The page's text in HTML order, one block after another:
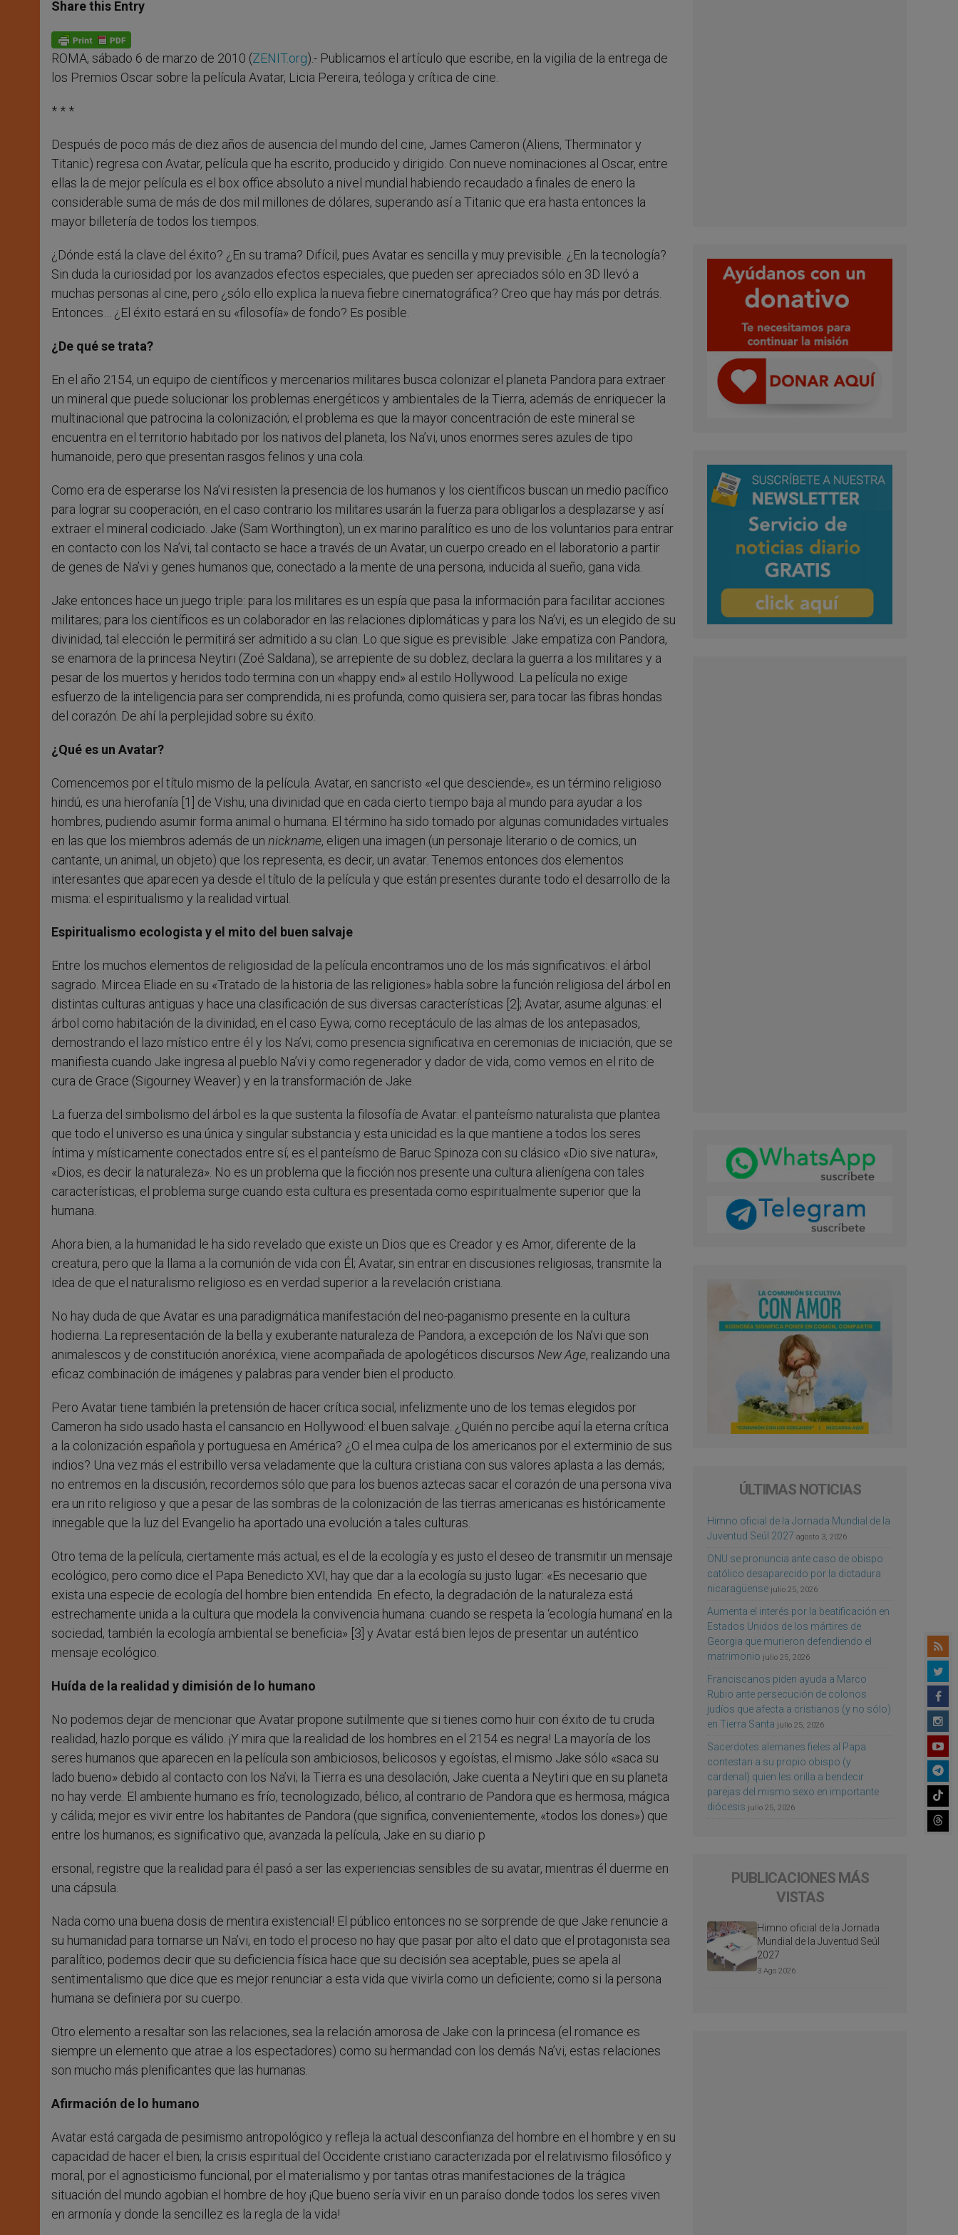
s
p
p
e
g
e
r
b
o
k
Share this Entry
ROMA, sábado 6 de marzo de 2010 (ZENIT.org).- Publicamos el artículo que escribe, en la vigilia de la entrega de
los Premios Oscar sobre la película Avatar, Licia Pereira, teóloga y crítica de cine.
* * *
Después de poco más de diez años de ausencia del mundo del cine, James Cameron (Aliens, Therminator y
Titanic) regresa con Avatar, película que ha escrito, producido y dirigido. Con nueve nominaciones al Oscar, entre
ellas la de mejor película es el box office absoluto a nivel mundial habiendo recaudado a finales de enero la
considerable suma de más de dos mil millones de dólares, superando así a Titanic que era hasta entonces la
mayor billetería de todos los tiempos.
¿Dónde está la clave del éxito? ¿En su trama? Difícil, pues Avatar es sencilla y muy previsible. ¿En la tecnología?
Sin duda la curiosidad por los avanzados efectos especiales, que pueden ser apreciados sólo en 3D llevó a
muchas personas al cine, pero ¿sólo ello explica la nueva fiebre cinematográfica? Creo que hay más por detrás.
Entonces… ¿El éxito estará en su «filosofía» de fondo? Es posible.
¿De qué se trata?
En el año 2154, un equipo de científicos y mercenarios militares busca colonizar el planeta Pandora para extraer
un mineral que puede solucionar los problemas energéticos y ambientales de la Tierra, además de enriquecer la
multinacional que patrocina la colonización; el problema es que la mayor concentración de este mineral se
encuentra en el territorio habitado por los nativos del planeta, los Na’vi, unos enormes seres azules de tipo
humanoide, pero que presentan rasgos felinos y una cola.
Como era de esperarse los Na’vi resisten la presencia de los humanos y los científicos buscan un medio pacífico
para lograr su cooperación, en el caso contrario los militares usarán la fuerza para obligarlos a desplazarse y así
extraer el mineral codiciado. Jake (Sam Worthington), un ex marino paralítico es uno de los voluntarios para entrar
en contacto con los Na’vi, tal contacto se hace a través de un Avatar, un cuerpo creado en el laboratorio a partir
de genes de Na’vi y genes humanos que, conectado a la mente de una persona, inducida al sueño, gana vida.
Jake entonces hace un juego triple: para los militares es un espía que pasa la información para facilitar acciones
militares; para los científicos es un colaborador en las relaciones diplomáticas y para los Na’vi, es un elegido de su
divinidad, tal elección le permitirá ser admitido a su clan. Lo que sigue es previsible: Jake empatiza con Pandora,
se enamora de la princesa Neytiri (Zoé Saldana), se arrepiente de su doblez, declara la guerra a los militares y a
pesar de los muertos y heridos todo termina con un «happy end» al estilo Hollywood. La película no exige
esfuerzo de la inteligencia para ser comprendida, ni es profunda, como quisiera ser, para tocar las fibras hondas
del corazón. De ahí la perplejidad sobre su éxito.
¿Qué es un Avatar?
Comencemos por el título mismo de la película. Avatar, en sancristo «el que desciende», es un término religioso
hindú, es una hierofanía [1] de Vishu, una divinidad que en cada cierto tiempo baja al mundo para ayudar a los
hombres, pudiendo asumir forma animal o humana. El término ha sido tomado por algunas comunidades virtuales
en las que los miembros además de un nickname, eligen una imagen (un personaje literario o de comics, un
cantante, un animal, un objeto) que los representa, es decir, un avatar. Tenemos entonces dos elementos
interesantes que aparecen ya desde el título de la película y que están presentes durante todo el desarrollo de la
misma: el espiritualismo y la realidad virtual.
Espiritualismo ecologista y el mito del buen salvaje
Entre los muchos elementos de religiosidad de la película encontramos uno de los más significativos: el árbol
sagrado. Mircea Eliade en su «Tratado de la historia de las religiones» habla sobre la función religiosa del árbol en
distintas culturas antiguas y hace una clasificación de sus diversas características [2]; Avatar, asume algunas: el
árbol como habitación de la divinidad, en el caso Eywa; como receptáculo de las almas de los antepasados,
demostrando el lazo místico entre él y los Na’vi; como presencia significativa en ceremonias de iniciación, que se
manifiesta cuando Jake ingresa al pueblo Na’vi y como regenerador y dador de vida, como vemos en el rito de
cura de Grace (Sigourney Weaver) y en la transformación de Jake.
La fuerza del simbolismo del árbol es la que sustenta la filosofía de Avatar: el panteísmo naturalista que plantea
que todo el universo es una única y singular substancia y esta unicidad es la que mantiene a todos los seres
íntima y místicamente conectados entre sí; es el panteísmo de Baruc Spinoza con su clásico «Dio sive natura»,
«Dios, es decir la naturaleza». No es un problema que la ficción nos presente una cultura alienígena con tales
características, el problema surge cuando esta cultura es presentada como espiritualmente superior que la
humana.
Ahora bien, a la humanidad le ha sido revelado que existe un Dios que es Creador y es Amor, diferente de la
creatura, pero que la llama a la comunión de vida con Él; Avatar, sin entrar en discusiones religiosas, transmite la
idea de que el naturalismo religioso es en verdad superior a la revelación cristiana.
No hay duda de que Avatar es una paradigmática manifestación del neo-paganismo presente en la cultura
hodierna. La representación de la bella y exuberante naturaleza de Pandora, a excepción de los Na’vi que son
animalescos y de constitución anoréxica, viene acompañada de apologéticos discursos New Age, realizando una
eficaz combinación de imágenes y palabras para vender bien el producto.
Pero Avatar tiene también la pretensión de hacer crítica social, infelizmente uno de los temas elegidos por
Cameron ha sido usado hasta el cansancio en Hollywood: el buen salvaje. ¿Quién no percibe aquí la eterna crítica
a la colonización española y portuguesa en América? ¿O el mea culpa de los americanos por el exterminio de sus
indios? Una vez más el estribillo versa veladamente que la cultura cristiana con sus valores aplasta a las demás;
no entremos en la discusión, recordemos sólo que para los buenos aztecas sacar el corazón de una persona viva
era un rito religioso y que a pesar de las sombras de la colonización de las tierras americanas es históricamente
innegable que la luz del Evangelio ha aportado una evolución a tales culturas.
Otro tema de la película, ciertamente más actual, es el de la ecología y es justo el deseo de transmitir un mensaje
ecológico, pero como dice el Papa Benedicto XVI, hay que dar a la ecología su justo lugar: «Es necesario que
exista una especie de ecología del hombre bien entendida. En efecto, la degradación de la naturaleza está
estrechamente unida a la cultura que modela la convivencia humana: cuando se respeta la ‘ecología humana’ en la
sociedad, también la ecología ambiental se beneficia» [3] y Avatar está bien lejos de presentar un auténtico
mensaje ecológico.
Huída de la realidad y dimisión de lo humano
No podemos dejar de mencionar que Avatar propone sutilmente que si tienes como huir con éxito de tu cruda
realidad, hazlo porque es válido. ¡Y mira que la realidad de los hombres en el 2154 es negra! La mayoría de los
seres humanos que aparecen en la película son ambiciosos, belicosos y egoístas, el mismo Jake sólo «saca su
lado bueno» debido al contacto con los Na’vi; la Tierra es una desolación, Jake cuenta a Neytiri que en su planeta
no hay verde. El ambiente humano es frío, tecnologizado, bélico, al contrario de Pandora que es hermosa, mágica
y cálida; mejor es vivir entre los habitantes de Pandora (que significa, convenientemente, «todos los dones») que
entre los humanos; es significativo que, avanzada la película, Jake en su diario p
ersonal, registre que la realidad para él pasó a ser las experiencias sensibles de su avatar, mientras él duerme en
una cápsula.
Nada como una buena dosis de mentira existencial! El público entonces no se sorprende de que Jake renuncie a
su humanidad para tornarse un Na’vi, en todo el proceso no hay que pasar por alto el dato que el protagonista sea
paralítico, podemos decir que su deficiencia física hace que su decisión sea aceptable, pues se apela al
sentimentalismo que dice que es mejor renunciar a esta vida que vivirla como un deficiente; como si la persona
humana se definiera por su cuerpo.
Otro elemento a resaltar son las relaciones, sea la relación amorosa de Jake con la princesa (el romance es
siempre un elemento que atrae a los espectadores) como su hermandad con los demás Na’vi, estas relaciones
son mucho más plenificantes que las humanas.
Afirmación de lo humano
Avatar está cargada de pesimismo antropológico y refleja la actual desconfianza del hombre en el hombre y en su
capacidad de hacer el bien; la crisis espiritual del Occidente cristiano caracterizada por el relativismo filosófico y
moral, por el agnosticismo funcional, por el materialismo y por tantas otras manifestaciones de la trágica
situación del mundo agobian el hombre de hoy ¡Que bueno sería vivir en un paraíso donde todos los seres viven
en armonía y donde la sencillez es la regla de la vida!
ÚLTIMAS NOTICIAS
Himno oficial de la Jornada Mundial de la
Juventud Seúl 2027 agosto 3, 2026
ONU se pronuncia ante caso de obispo
católico desaparecido por la dictadura
nicaragüense julio 25, 2026
Aumenta el interés por la beatificación en
Estados Unidos de los mártires de
Georgia que murieron defendiendo el
matrimonio julio 25, 2026
Franciscanos piden ayuda a Marco
Rubio ante persecución de colonos
judíos que afecta a cristianos (y no sólo)
en Tierra Santa julio 25, 2026
Sacerdotes alemanes fieles al Papa
contestan a su propio obispo (y
cardenal) quien les orilla a bendecir
parejas del mismo sexo en importante
diócesis julio 25, 2026
PUBLICACIONES MÁS
VISTAS
Himno oficial de la Jornada
Mundial de la Juventud Seúl
2027
3 Ago 2026